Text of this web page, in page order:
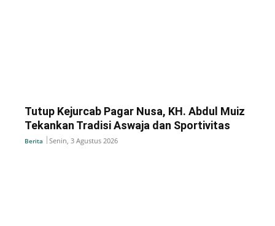
Tutup Kejurcab Pagar Nusa, KH. Abdul Muiz
Tekankan Tradisi Aswaja dan Sportivitas
Berita Senin, 3 Agustus 2026